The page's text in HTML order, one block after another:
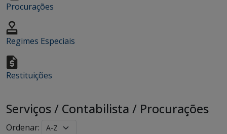
Procurações
Regimes Especiais
Restituições
Serviços/ Contabilista / Procurações
Ordenar: